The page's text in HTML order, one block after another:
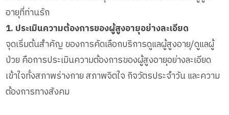
อายุที่ท่านรัก
1. ประเมินความต้องการของผู้สูงอายุอย่างละเอียด
จุดเริ่มต้นสำคัญ ของการคัดเลือกบริการดูแลผู้สูงอายุ/ดูแลผู้
ป่วย คือการประเมินความต้องการของผู้สูงอายุอย่างละเอียด
เข้าใจทั้งสภาพร่างกาย สภาพจิตใจ กิจวัตรประจำวัน และความ
ต้องการทางสังคม